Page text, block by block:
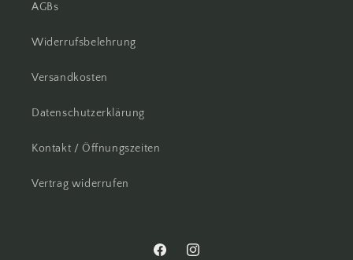
AGBs
Widerrufsbelehrung
Versandkosten
Datenschutzerklärung
Kontakt / Öffnungszeiten
Vertrag widerrufen